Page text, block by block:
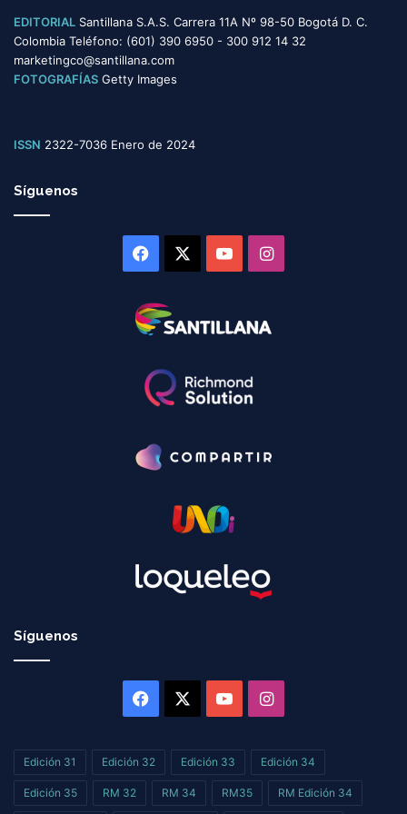
EDITORIAL Santillana S.A.S. Carrera 11A Nº 98-50 Bogotá D. C.
Colombia Teléfono: (601) 390 6950 - 300 912 14 32
marketingco@santillana.com
FOTOGRAFÍAS Getty Images
ISSN 2322-7036 Enero de 2024
Síguenos
Facebook YouTubeInstagram
Síguenos
Facebook YouTubeInstagram
Edición 31 Edición 32 Edición 33 Edición 34
Edición 35 RM 32 RM 34 RM35 RM Edición 34